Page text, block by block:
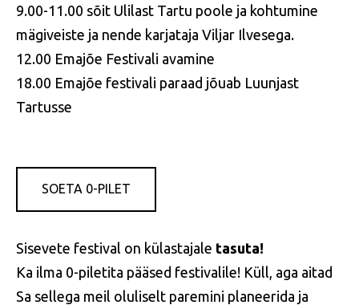
9.00-11.00 sõit Ulilast Tartu poole ja kohtumine
mägiveiste ja nende karjataja Viljar Ilvesega.
12.00 Emajõe Festivali avamine
18.00 Emajõe festivali paraad jõuab Luunjast
Tartusse
SOETA 0-PILET
Sisevete festival on külastajale tasuta!
Ka ilma 0-piletita pääsed festivalile! Küll, aga aitad
Sa sellega meil oluliselt paremini planeerida ja